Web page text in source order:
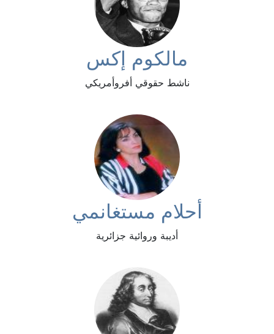
مالكوم إكس
ناشط حقوقي أفروأمريكي
أحلام مستغانمي
أديبة وروائية جزائرية